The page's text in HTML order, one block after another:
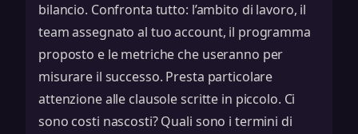
bilancio. Confronta tutto: l’ambito di lavoro, il
team assegnato al tuo account, il programma
proposto e le metriche che useranno per
misurare il successo. Presta particolare
attenzione alle clausole scritte in piccolo. Ci
sono costi nascosti? Quali sono i termini di